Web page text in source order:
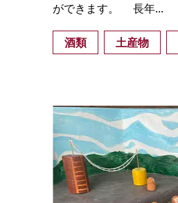
ができます。 長年...
酒類 土産物